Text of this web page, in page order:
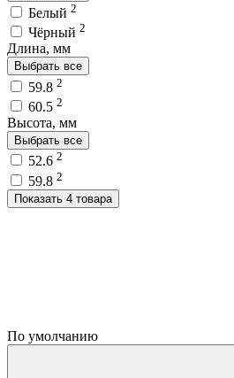
Белый 2
Чёрный 2
Длина, мм
Выбрать все
59.8 2
60.5 2
Высота, мм
Выбрать все
52.6 2
59.8 2
Показать 4 товара
По умолчанию